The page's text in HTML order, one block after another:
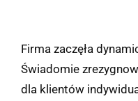
Firma zaczęła
Świadomie
dla klientów